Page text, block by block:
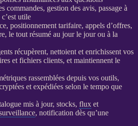
commandes, gestion des avis, passage à
utile
positionnement tarifaire, appels d’offres,
le tout résumé au jour le jour ou à la
récupèrent, nettoient et enrichissent vos
et fichiers clients, et maintiennent le
rassemblées depuis vos outils,
et expédiées selon le tempo que
mis à jour, stocks, fluxet
, notification dès qu’une